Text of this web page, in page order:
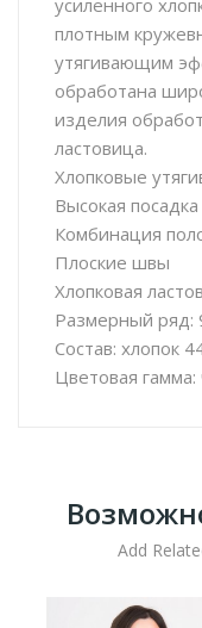
усиленного
плотным
утягивающим
обработана
изделия
ластовица.
Хлопковые
Высокая посадка
Комбинация
Плоские швы
Хлопковая
Размерный ряд:
Состав: хлопок
Цветовая
Add